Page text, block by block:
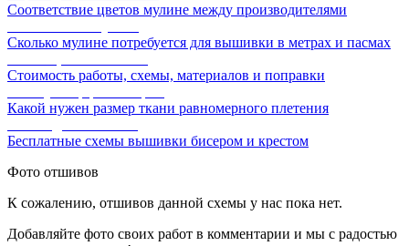
Соответствие цветов мулине между производителями
Сколько мулине потребуется для вышивки в метрах и пасмах
Стоимость работы, схемы, материалов и поправки
Какой нужен размер ткани равномерного плетения
Бесплатные схемы вышивки бисером и крестом
Фото отшивов
К сожалению, отшивов данной схемы у нас пока нет.
Добавляйте фото своих работ в комментарии и мы с радостью